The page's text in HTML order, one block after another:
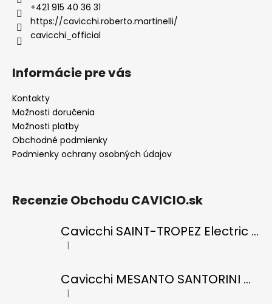
+421 915 40 36 31
https://cavicchi.roberto.martinelli/
cavicchi_official
Informácie pre vás
Kontakty
Možnosti doručenia
Možnosti platby
Obchodné podmienky
Podmienky ochrany osobných údajov
Recenzie Obchodu CAVICIO.sk
Cavicchi SAINT-TROPEZ Electric Blue di RICCI
Hodnotenie produktu je 5 z 5 hviezdičiek.
|
Cavicchi MESANTO SANTORINI Oil Green di ROMANO
Hodnotenie produktu je 5 z 5 hviezdičiek.
|